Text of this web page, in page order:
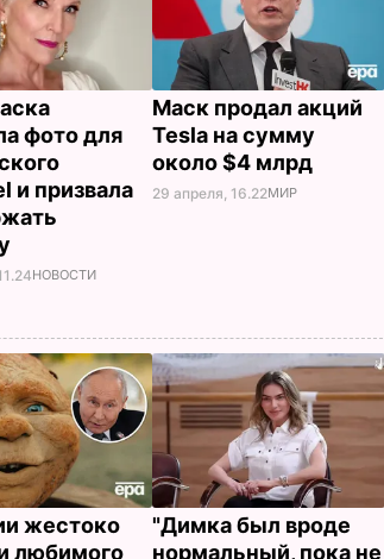
фото для
и призвала
НОВОСТИ
Маск продал акций
Tesla на сумму
около $4 млрд
29 апреля, 16.22МИР
жестоко
любимого
"Димка был вроде
нормальный, пока не